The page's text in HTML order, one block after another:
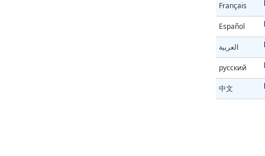
Français
Español
العربية
русский
中文